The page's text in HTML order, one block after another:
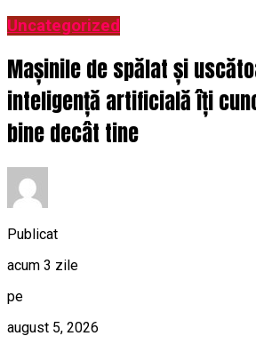
Uncategorized
Mașinile de spălat și
inteligență artificială îți
bine decât tine
Publicat
acum 3 zile
pe
august 5, 2026